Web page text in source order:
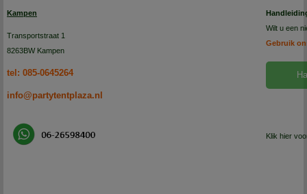
Kampen
Transportstraat 1
8263BW Kampen
tel: 085-0645264
info@partytentplaza.nl
Wilt u een
Gebruik
Klik hier